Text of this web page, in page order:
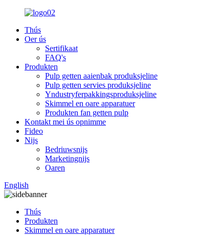
Thús
Oer ús
Sertifikaat
FAQ's
Produkten
Pulp getten aaienbak produksjeline
Pulp getten servies produksjeline
Yndustryferpakkingsproduksjeline
Skimmel en oare apparatuer
Produkten fan getten pulp
Kontakt mei ús opnimme
Fideo
Nijs
Bedriuwsnijs
Marketingnijs
Oaren
English
Thús
Produkten
Skimmel en oare apparatuer